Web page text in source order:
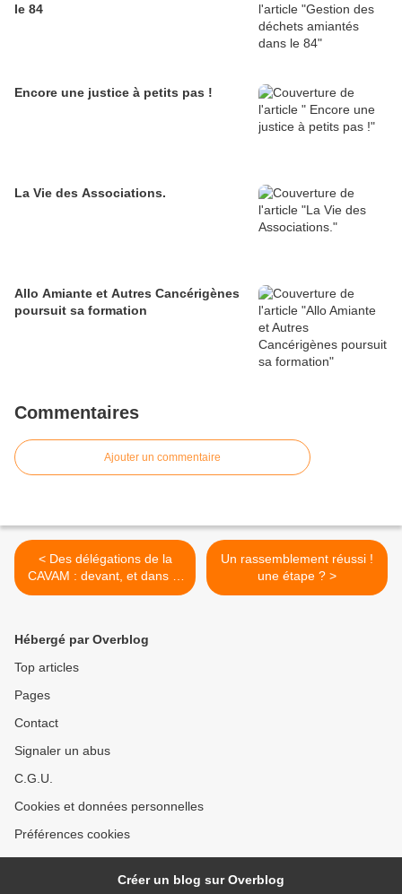
le 84
Encore une justice à petits pas !
La Vie des Associations.
Allo Amiante et Autres Cancérigènes
poursuit sa formation
Commentaires
Ajouter un commentaire
< Des délégations de la
CAVAM : devant, et dans le
SENAT ...
Un rassemblement réussi !
une étape ? >
Hébergé par Overblog
Top articles
Pages
Contact
Signaler un abus
C.G.U.
Cookies et données personnelles
Préférences cookies
Créer un blog sur Overblog